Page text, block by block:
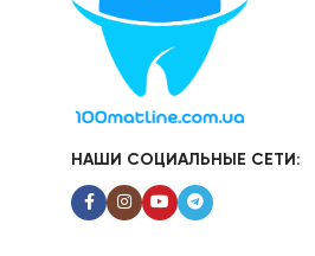
НАШИ СОЦИАЛЬНЫЕ СЕТИ: